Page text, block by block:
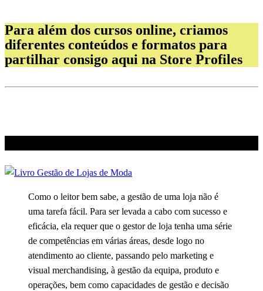
Para além dos cursos online, criamos
diferentes conteúdos e formatos para
partilhar consigo aqui na Store Profiles
Como o leitor bem sabe, a gestão de uma loja não é
uma tarefa fácil. Para ser levada a cabo com sucesso e
eficácia, ela requer que o gestor de loja tenha uma série
de competências em várias áreas, desde logo no
atendimento ao cliente, passando pelo marketing e
visual merchandising, à gestão da equipa, produto e
operações, bem como capacidades de gestão e decisão